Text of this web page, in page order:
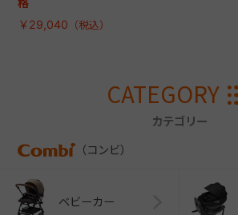
格
￥29,040
CATEGORY
カテゴリー
（コンビ）
ベビーカー